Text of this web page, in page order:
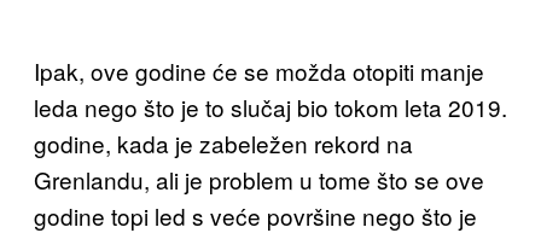
Ipak, ove godine će se možda otopiti manje
leda nego što je to slučaj bio tokom leta 2019.
godine, kada je zabeležen rekord na
Grenlandu, ali je problem u tome što se ove
godine topi led s veće površine nego što je